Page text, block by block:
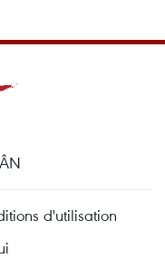
d'utilisation